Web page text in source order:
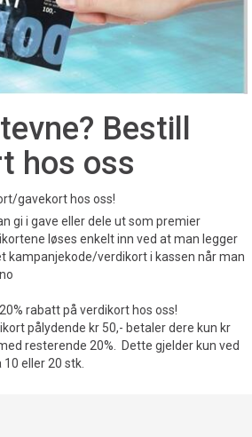
Bestill
hos oss
gavekort hos oss!
gi i gave eller dele ut som premier
løses enkelt inn ved at man legger
kampanjekode/verdikort i kassen når man
rabatt på verdikort hos oss!
pålydende kr 50,- betaler dere kun kr
resterende 20%. Dette gjelder kun ved
eller 20 stk.